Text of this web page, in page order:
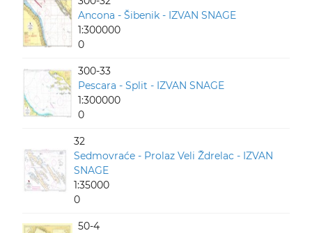
Ancona - Šibenik - IZVAN SNAGE
1:300000
0
300-33
Pescara - Split - IZVAN SNAGE
1:300000
0
32
Sedmovraće - Prolaz Veli Ždrelac - IZVAN
SNAGE
1:35000
0
50-4